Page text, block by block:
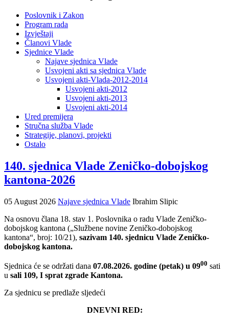
Poslovnik i Zakon
Program rada
Izvještaji
Članovi Vlade
Sjednice Vlade
Najave sjednica Vlade
Usvojeni akti sa sjednica Vlade
Usvojeni akti-Vlada-2012-2014
Usvojeni akti-2012
Usvojeni akti-2013
Usvojeni akti-2014
Ured premijera
Stručna služba Vlade
Strategije, planovi, projekti
Ostalo
140. sjednica Vlade Zeničko-dobojskog
kantona-2026
05 August 2026 Najave sjednica Vlade Ibrahim Slipic
Na osnovu člana 18. stav 1. Poslovnika o radu Vlade Zeničko-
dobojskog kantona („Službene novine Zeničko-dobojskog
kantona“, broj: 10/21), sazivam 140. sjednicu Vlade Zeničko-
dobojskog kantona.
Sjednica će se održati dana 07.08.2026. godine (petak) u 0900 sati
u sali 109, I sprat zgrade Kantona.
Za sjednicu se predlaže sljedeći
DNEVNI RED: